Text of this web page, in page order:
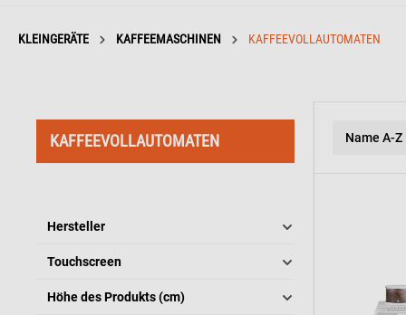
KLEINGERÄTE KAFFEEMASCHINEN KAFFEEVOLLAUTOMATEN
KAFFEEVOLLAUTOMATEN
Hersteller
Touchscreen
Höhe des Produkts (cm)